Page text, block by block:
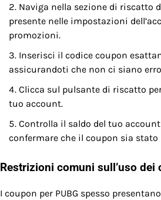
Naviga nella sezione di riscatto
presente nelle impostazioni
promozioni.
Inserisci il codice coupon
assicurandoti che non ci siano
Clicca sul pulsante di riscatto
tuo account.
Controlla il saldo del tuo
confermare che il coupon sia stato
Restrizioni comuni sull’uso dei
I coupon per PUBG spesso